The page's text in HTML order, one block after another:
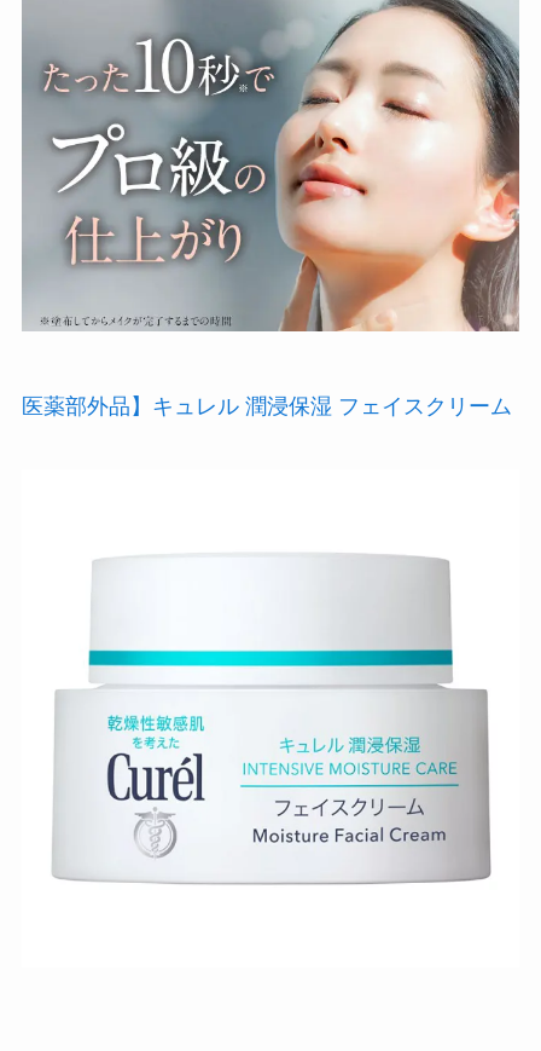
医薬部外品】キュレル 潤浸保湿 フェイスクリーム